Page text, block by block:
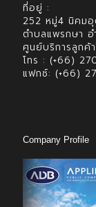
ที่อยู่ :
252 หมู่4 นิคม
ตำบลแพรกษา
ศูนย์บริการลูกค้า
โทร : (+66)
แฟกซ์: (+66)
Company Profile